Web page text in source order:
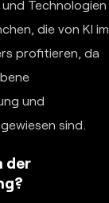
Technologien
die von KI im
profitieren, da
und
sind.
der